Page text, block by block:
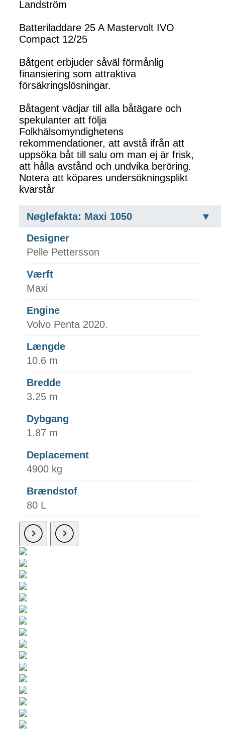
Landström
Batteriladdare 25 A Mastervolt IVO
Compact 12/25
Båtgent erbjuder såväl förmånlig
finansiering som attraktiva
försäkringslösningar.
Båtagent vädjar till alla båtägare och
spekulanter att följa
Folkhälsomyndighetens
rekommendationer, att avstå ifrån att
uppsöka båt till salu om man ej är frisk,
att hålla avstånd och undvika beröring.
Notera att köpares undersökningsplikt
kvarstår
Nøglefakta: Maxi 1050
Designer
Pelle Pettersson
Værft
Maxi
Engine
Volvo Penta 2020.
Længde
10.6 m
Bredde
3.25 m
Dybgang
1.87 m
Deplacement
4900 kg
Brændstof
80 L